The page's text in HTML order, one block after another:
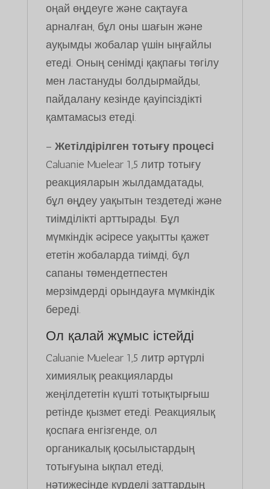
оңай өңдеуге және сақтауға
арналған, бұл оны шағын және
ауқымды жобалар үшін ыңғайлы
етеді. Оның сенімді қақпағы төгілу
мен ластануды болдырмайды,
пайдалану кезінде қауіпсіздікті
қамтамасыз етеді.
– Жетілдірілген тотығу процесі
Caluanie Muelear 1,5 литр тотығу
реакцияларын жылдамдатады,
бұл өңдеу уақытын тездетеді және
тиімділікті арттырады. Бұл
мүмкіндік әсіресе уақытты қажет
ететін жобаларда тиімді, бұл
сапаны төмендетпестен
мерзімдерді орындауға мүмкіндік
береді.
Ол қалай жұмыс істейді
Caluanie Muelear 1,5 литр әртүрлі
химиялық реакцияларды
жеңілдететін күшті тотықтырғыш
ретінде қызмет етеді. Реакциялық
қоспаға енгізгенде, ол
органикалық қосылыстардың
тотығуына ықпал етеді,
нәтижесінде күрделі заттардың